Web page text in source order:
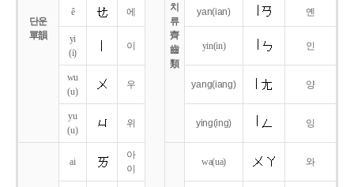
단운
單韻
치
류
齊
齒
類
ê 에 yan(ian) 옌
yi
(i)
이 yin(in) 인
wu
(u)
우 yang(iang) 양
yu
(u)
위 ying(ing) 잉
ai
아
이
wa(ua) 와